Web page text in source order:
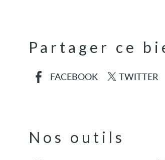
Partager ce
FACEBOOK TWITTER
Nos outils